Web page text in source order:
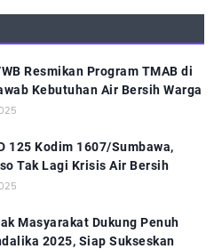
Resmikan Program TMAB di
Kebutuhan Air Bersih Warga
125 Kodim 1607/Sumbawa,
Tak Lagi Krisis Air Bersih
Masyarakat Dukung Penuh
2025, Siap Sukseskan